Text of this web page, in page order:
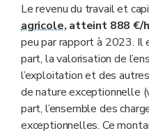
Le revenu du travail et
agricole, atteint 888 €/
peu par rapport à 2023. Il
part, la valorisation de
l’exploitation et des
de nature exceptionnelle
part, l’ensemble des
exceptionnelles. Ce